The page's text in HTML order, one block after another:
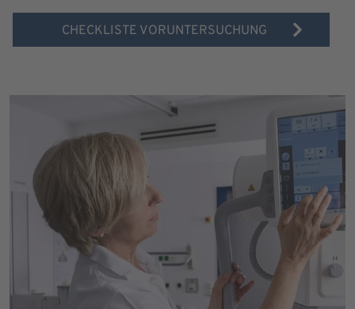
CHECKLISTE VORUNTERSUCHUNG